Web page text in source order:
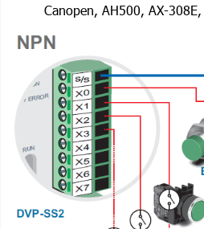
Canopen, AH500, AX-308E,